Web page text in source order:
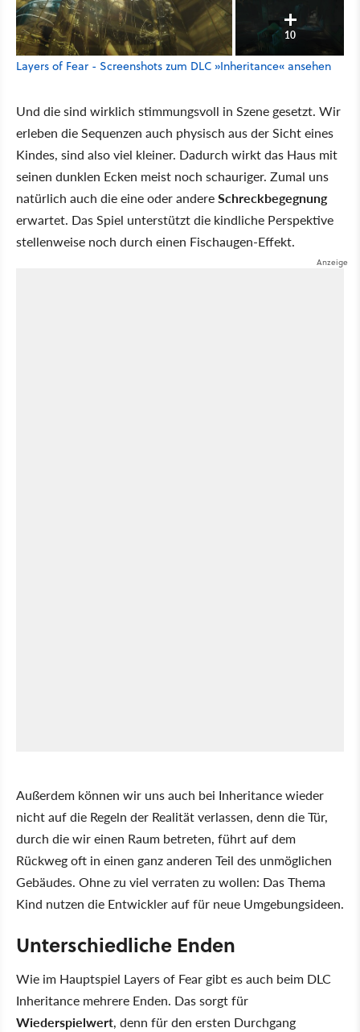
10
Layers of Fear - Screenshots zum DLC »Inheritance« ansehen
Und die sind wirklich stimmungsvoll in Szene gesetzt. Wir
erleben die Sequenzen auch physisch aus der Sicht eines
Kindes, sind also viel kleiner. Dadurch wirkt das Haus mit
seinen dunklen Ecken meist noch schauriger. Zumal uns
natürlich auch die eine oder andereSchreckbegegnung
erwartet. Das Spiel unterstützt die kindliche Perspektive
stellenweise noch durch einen Fischaugen-Effekt.
Außerdem können wir uns auch bei Inheritance wieder
nicht auf die Regeln der Realität verlassen, denn die Tür,
durch die wir einen Raum betreten, führt auf dem
Rückweg oft in einen ganz anderen Teil des unmöglichen
Gebäudes. Ohne zu viel verraten zu wollen: Das Thema
Kind nutzen die Entwickler auf für neue Umgebungsideen.
Unterschiedliche Enden
Wie im Hauptspiel Layers of Fear gibt es auch beim DLC
Inheritance mehrere Enden. Das sorgt für
Wiederspielwert, denn für den ersten Durchgang